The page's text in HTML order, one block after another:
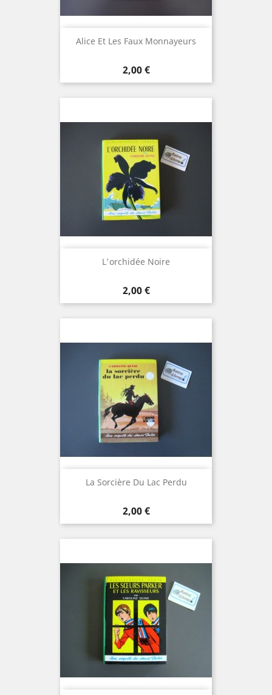
Alice Et Les Faux Monnayeurs
Prix
2,00 €
L'orchidée Noire
Prix
2,00 €
La Sorcière Du Lac Perdu
Prix
2,00 €